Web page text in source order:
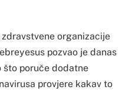
organizacije
pozvao je danas
što poruče dodatne
provjere kakav to